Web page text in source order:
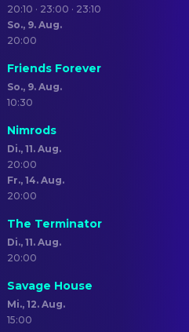
20:10 · 23:00 · 23:10
So., 9. Aug.
20:00
Friends Forever
So., 9. Aug.
10:30
Nimrods
Di., 11. Aug.
20:00
Fr., 14. Aug.
20:00
The Terminator
Di., 11. Aug.
20:00
Savage House
Mi., 12. Aug.
15:00